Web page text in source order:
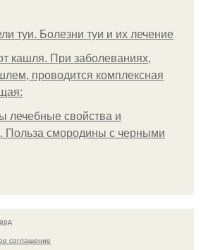
туи. Болезни туи и их лечение
кашля. При заболеваниях,
проводится комплексная
лечебные свойства и
Польза смородины с черными
соглашение